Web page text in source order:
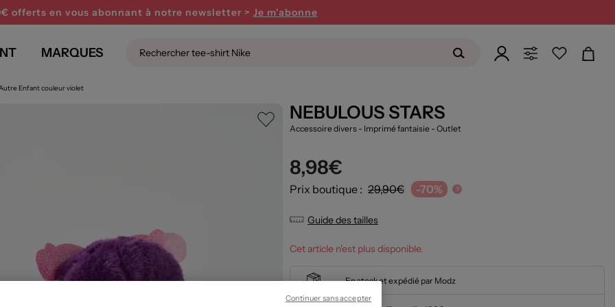
offerts en vous abonnant à notre newsletter > Je m'abonne
MARQUES
Enfant couleur violet
NEBULOUS STARS
Accessoire divers - Imprimé fantaisie - Outlet
8,98€
Prix boutique : 29,90€ -70% ?
Guide des tailles
Cet article n'est plus disponible.
En stock et expédié par Modz
Continuer sans accepter